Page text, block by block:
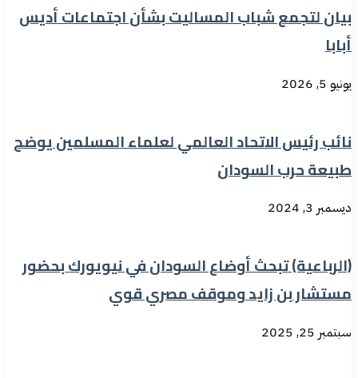
بيان لتجمع شباب المساليت بشأن اجتماعات أديس
أبابا
يونيو 5, 2026
نائب رئيس الاتحاد العالمي لعلماء المسلمين يوضح
طبيعة حرب السودان
ديسمبر 3, 2024
(الرباعية) تبحث أوضاع السودان في نيويورك بحضور
مستشار بن زايد وموقف مصري قوي
سبتمبر 25, 2025